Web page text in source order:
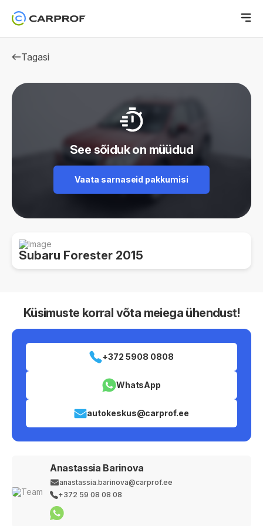
Tagasi
See sõiduk on müüdud
Vaata sarnaseid pakkumisi
Subaru Forester 2015
Küsimuste korral võta meiega ühendust!
+372 5908 0808
WhatsApp
autokeskus@carprof.ee
Anastassia Barinova
anastassia.barinova@carprof.ee
+372 59 08 08 08